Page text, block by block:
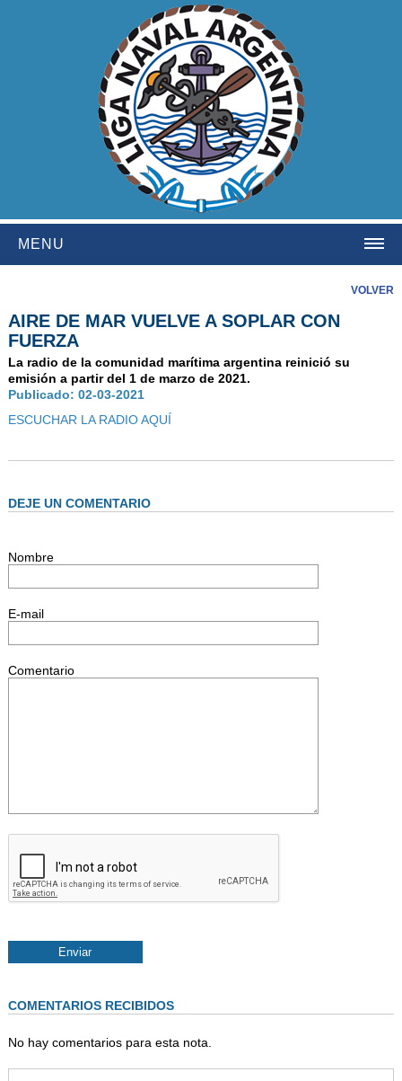
MENU
INSTITUCIONAL
NOSOTROS
HISTORIA
ESCUELA NÁUTICA
NEWSLETTER
SUSCRIBIRSE
VER NEWSLETTER
VOLVER
AIRE DE MAR VUELVE A SOPLAR CON
FUERZA
La radio de la comunidad marítima argentina reinició su
emisión a partir del 1 de marzo de 2021.
Publicado: 02-03-2021
ESCUCHAR LA RADIO AQUÍ
DEJE UN COMENTARIO
Nombre
E-mail
Comentario
COMENTARIOS RECIBIDOS
No hay comentarios para esta nota.